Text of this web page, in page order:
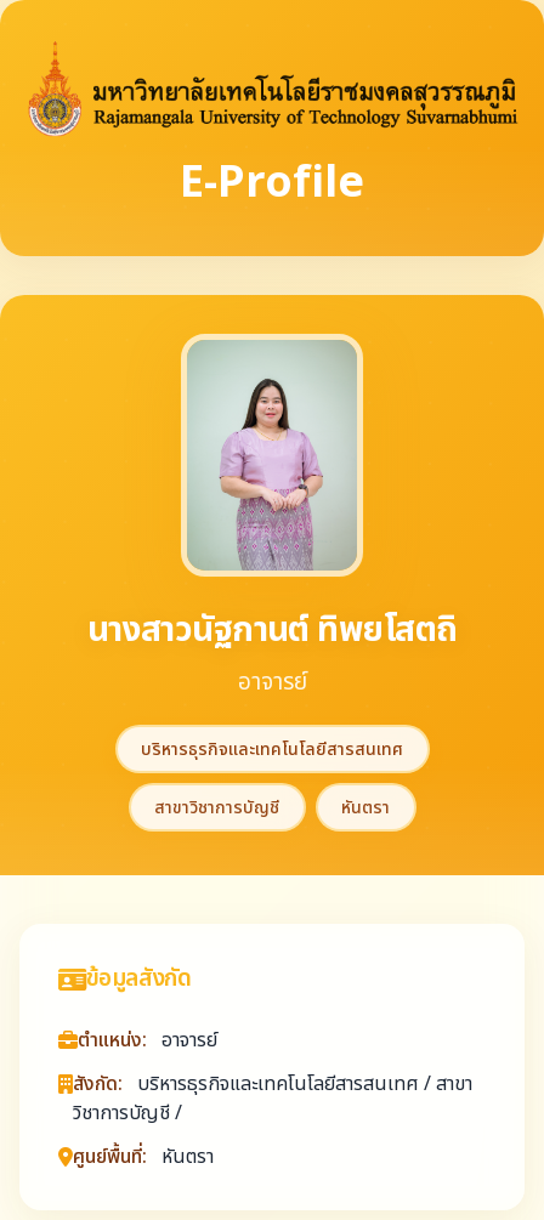
E-Profile
นางสาวนัฐกานต์ ทิพยโสตถิ
อาจารย์
บริหารธุรกิจและเทคโนโลยีสารสนเทศ
สาขาวิชาการบัญชี หันตรา
ข้อมูลสังกัด
ตำแหน่ง: อาจารย์
สังกัด: บริหารธุรกิจและเทคโนโลยีสารสนเทศ / สาขา
วิชาการบัญชี /
ศูนย์พื้นที่: หันตรา